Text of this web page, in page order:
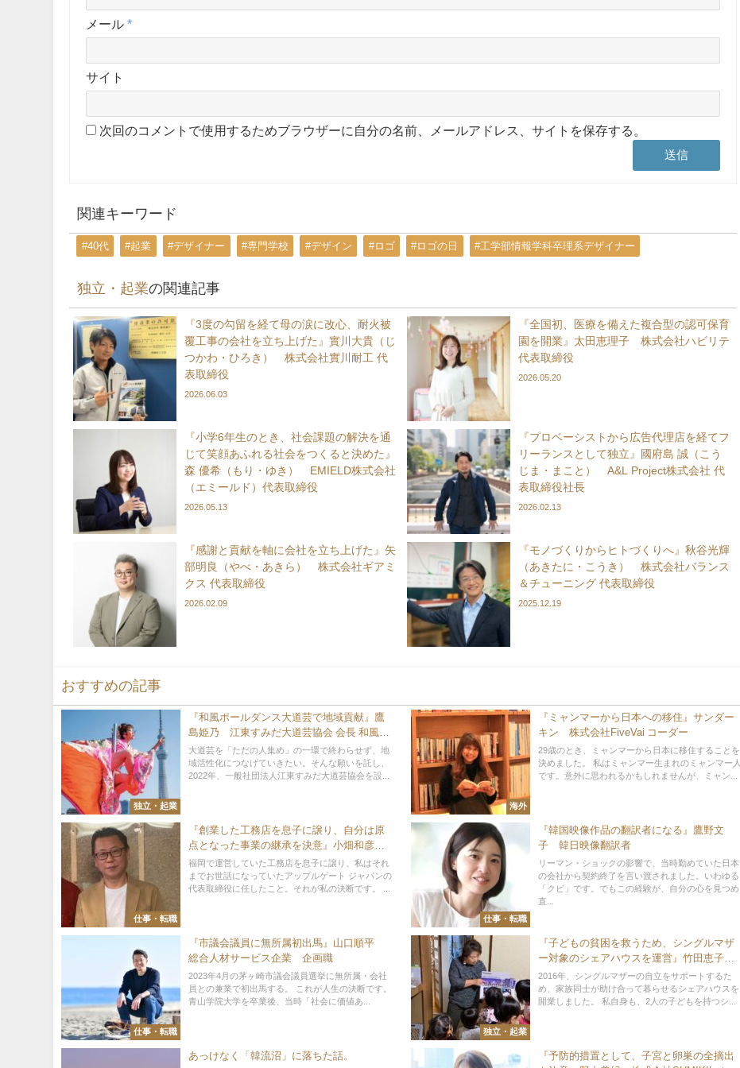
メール*
サイト
次回のコメントで使用するためブラウザーに自分の名前、メールアドレス、サイトを保存する。
関連キーワード
#40代 #起業 #デザイナー #専門学校 #デザイン #ロゴ #ロゴの日 #工学部情報学科卒理系デザイナー
独立・起業の関連記事
『3度の勾留を経て母の涙に改心、耐火被
覆工事の会社を立ち上げた』實川大貴（じ
つかわ・ひろき） 株式会社實川耐工 代
表取締役
2026.06.03
『全国初、医療を備えた複合型の認可保育
園を開業』太田恵理子 株式会社ハビリテ
代表取締役
2026.05.20
『小学6年生のとき、社会課題の解決を通
じて笑顔あふれる社会をつくると決めた』
森 優希（もり・ゆき） EMIELD株式会社
（エミールド）代表取締役
2026.05.13
『プロベーシストから広告代理店を経てフ
リーランスとして独立』國府島 誠（こう
じま・まこと） A&L Project株式会社 代
表取締役社長
2026.02.13
『感謝と貢献を軸に会社を立ち上げた』矢
部明良（やべ・あきら） 株式会社ギアミ
クス 代表取締役
2026.02.09
『モノづくりからヒトづくりへ』秋谷光輝
（あきたに・こうき） 株式会社バランス
＆チューニング 代表取締役
2025.12.19
おすすめの記事
独立・起業
『和風ポールダンス大道芸で地域貢献』鷹
島姫乃 江東すみだ大道芸協会 会長 和風ポ
ールダンス大道芸人
大道芸を「ただの人集め」の一環で終わらせず、地
域活性化につなげていきたい。そんな願いを託し、
2022年、一般社団法人江東すみだ大道芸協会を設...
海外
『ミャンマーから日本への移住』サンダー
キン 株式会社FiveVai コーダー
29歳のとき、ミャンマーから日本に移住することを
決めました。 私はミャンマー生まれのミャンマー人
です。意外に思われるかもしれませんが、ミャン...
仕事・転職
『創業した工務店を息子に譲り、自分は原
点となった事業の継承を決意』小畑和彦
株式会社アップルゲート ジャパン 代表取
締役
福岡で運営していた工務店を息子に譲り、私はそれ
までお世話になっていたアップルゲート ジャパンの
代表取締役に任したこと。それが私の決断です。 ...
仕事・転職
『韓国映像作品の翻訳者になる』鷹野文
子 韓日映像翻訳者
リーマン・ショックの影響で、当時勤めていた日本
の会社から契約終了を言い渡されました。いわゆる
「クビ」です。でもこの経験が、自分の心を見つめ
直...
仕事・転職
『市議会議員に無所属初出馬』山口順平
総合人材サービス企業 企画職
2023年4月の茅ヶ崎市議会議員選挙に無所属・会社
員との兼業で初出馬する。 これが人生の決断です。
青山学院大学を卒業後、当時「社会に価値あ...
独立・起業
『子どもの貧困を救うため、シングルマザ
ー対象のシェアハウスを運営』竹田恵子
株式会社めぐみ不動産コンサルティング 代
表取締役
2016年、シングルマザーの自立をサポートするた
め、家族同士が助け合って暮らせるシェアハウスを
開業しました。 私自身も、2人の子どもを持つシ...
あっけなく「韓流沼」に落ちた話。
『予防的措置として、子宮と卵巣の全摘出